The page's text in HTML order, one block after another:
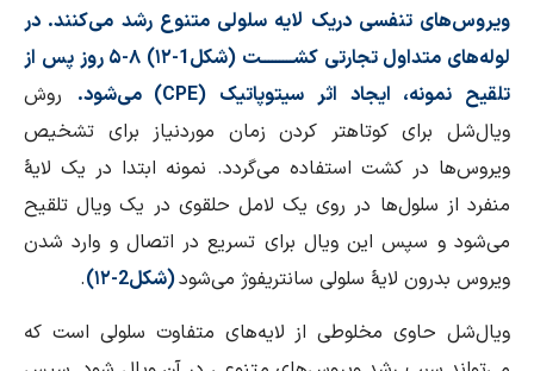
ویروس‌های تنفسی دریک لایه سلولی متنوع رشد می‌کنند. در
لوله‌های متداول تجارتی کشـــــــــت (شکل1-۱۲) ۸-۵ روز پس از
تلقیح نمونه، ایجاد اثر سیتوپاتیک (CPE) می‌شود. روش
ویال‌شل برای کوتاهتر کردن زمان موردنیاز برای تشخیص
ویروس‌ها در کشت استفاده می‌گردد. نمونه ابتدا در یک لایهٔ
منفرد از سلول‌ها در روی یک لامل حلقوی در یک ویال تلقیح
می‌شود و سپس این ویال برای تسریع در اتصال و وارد شدن
ویروس بدرون لایهٔ سلولی سانتریفوژ می‌شود(شکل2-۱۲)
.
ویال‌شل حاوی مخلوطی از لایه‌های متفاوت سلولی است که